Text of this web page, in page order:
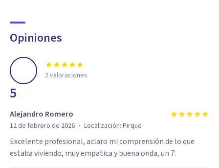
Opiniones
5
2valoraciones
Alejandro Romero
12 de febrero de 2026 · Localización: Pirque
Excelente profesional, aclaro mi comprensión de lo que
estaba viviendo, muy empatica y buena onda, un 7.